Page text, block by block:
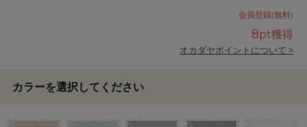
会員登録(無料)
8pt獲得
オカダヤポイントについて >
カラーを選択してください